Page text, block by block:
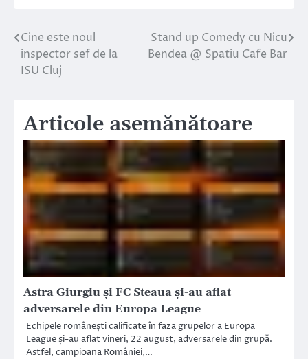
Navigare
în
Cine este noul
inspector sef de la
ISU Cluj
Stand up Comedy cu Nicu
Bendea @ Spatiu Cafe Bar
Articole asemănătoare
Astra Giurgiu și FC Steaua și-au aflat
adversarele din Europa League
Echipele românești calificate în faza grupelor a Europa
League și-au aflat vineri, 22 august, adversarele din grupă.
Astfel, campioana României,…